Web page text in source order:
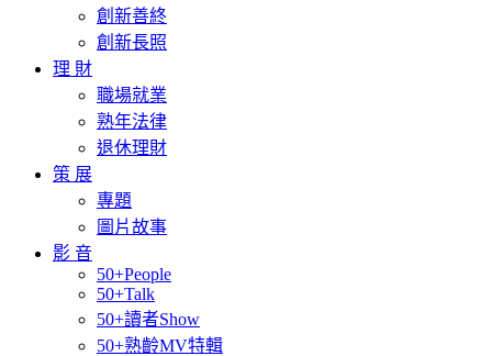
創新善終
創新長照
理 財
職場就業
熟年法律
退休理財
策 展
專題
圖片故事
影 音
50+People
50+Talk
50+讀者Show
50+熟齡MV特輯